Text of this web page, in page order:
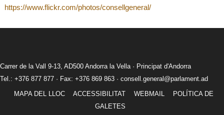
https://www.flickr.com/photos/consellgeneral/
Carrer de la Vall 9-13, AD500 Andorra la Vella · Principat d'Andorra
Tel.: +376 877 877 · Fax: +376 869 863 · consell.general@parlament.ad
MAPA DEL LLOC
ACCESSIBILITAT WEBMAIL
POLÍTICA DE
GALETES